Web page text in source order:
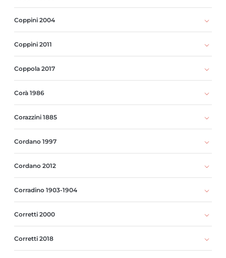
Coppini 2004
Coppini 2011
Coppola 2017
Corà 1986
Corazzini 1885
Cordano 1997
Cordano 2012
Corradino 1903-1904
Corretti 2000
Corretti 2018